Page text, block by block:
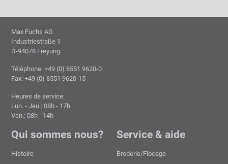
Max Fuchs AG
Industriestraße 1
D-94078 Freyung
Téléphone: +49 (0) 8551 9620-0
Fax: +49 (0) 8551 9620-15
Heures de service:
Lun. - Jeu.: 08h - 17h
Ven.: 08h - 14h
Qui sommes nous?
Histoire
Service & aide
Broderie/Flocage